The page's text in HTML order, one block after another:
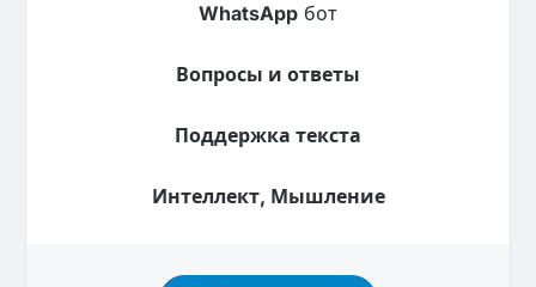
WhatsApp бот
Вопросы и ответы
Поддержка текста
Интеллект, Мышление